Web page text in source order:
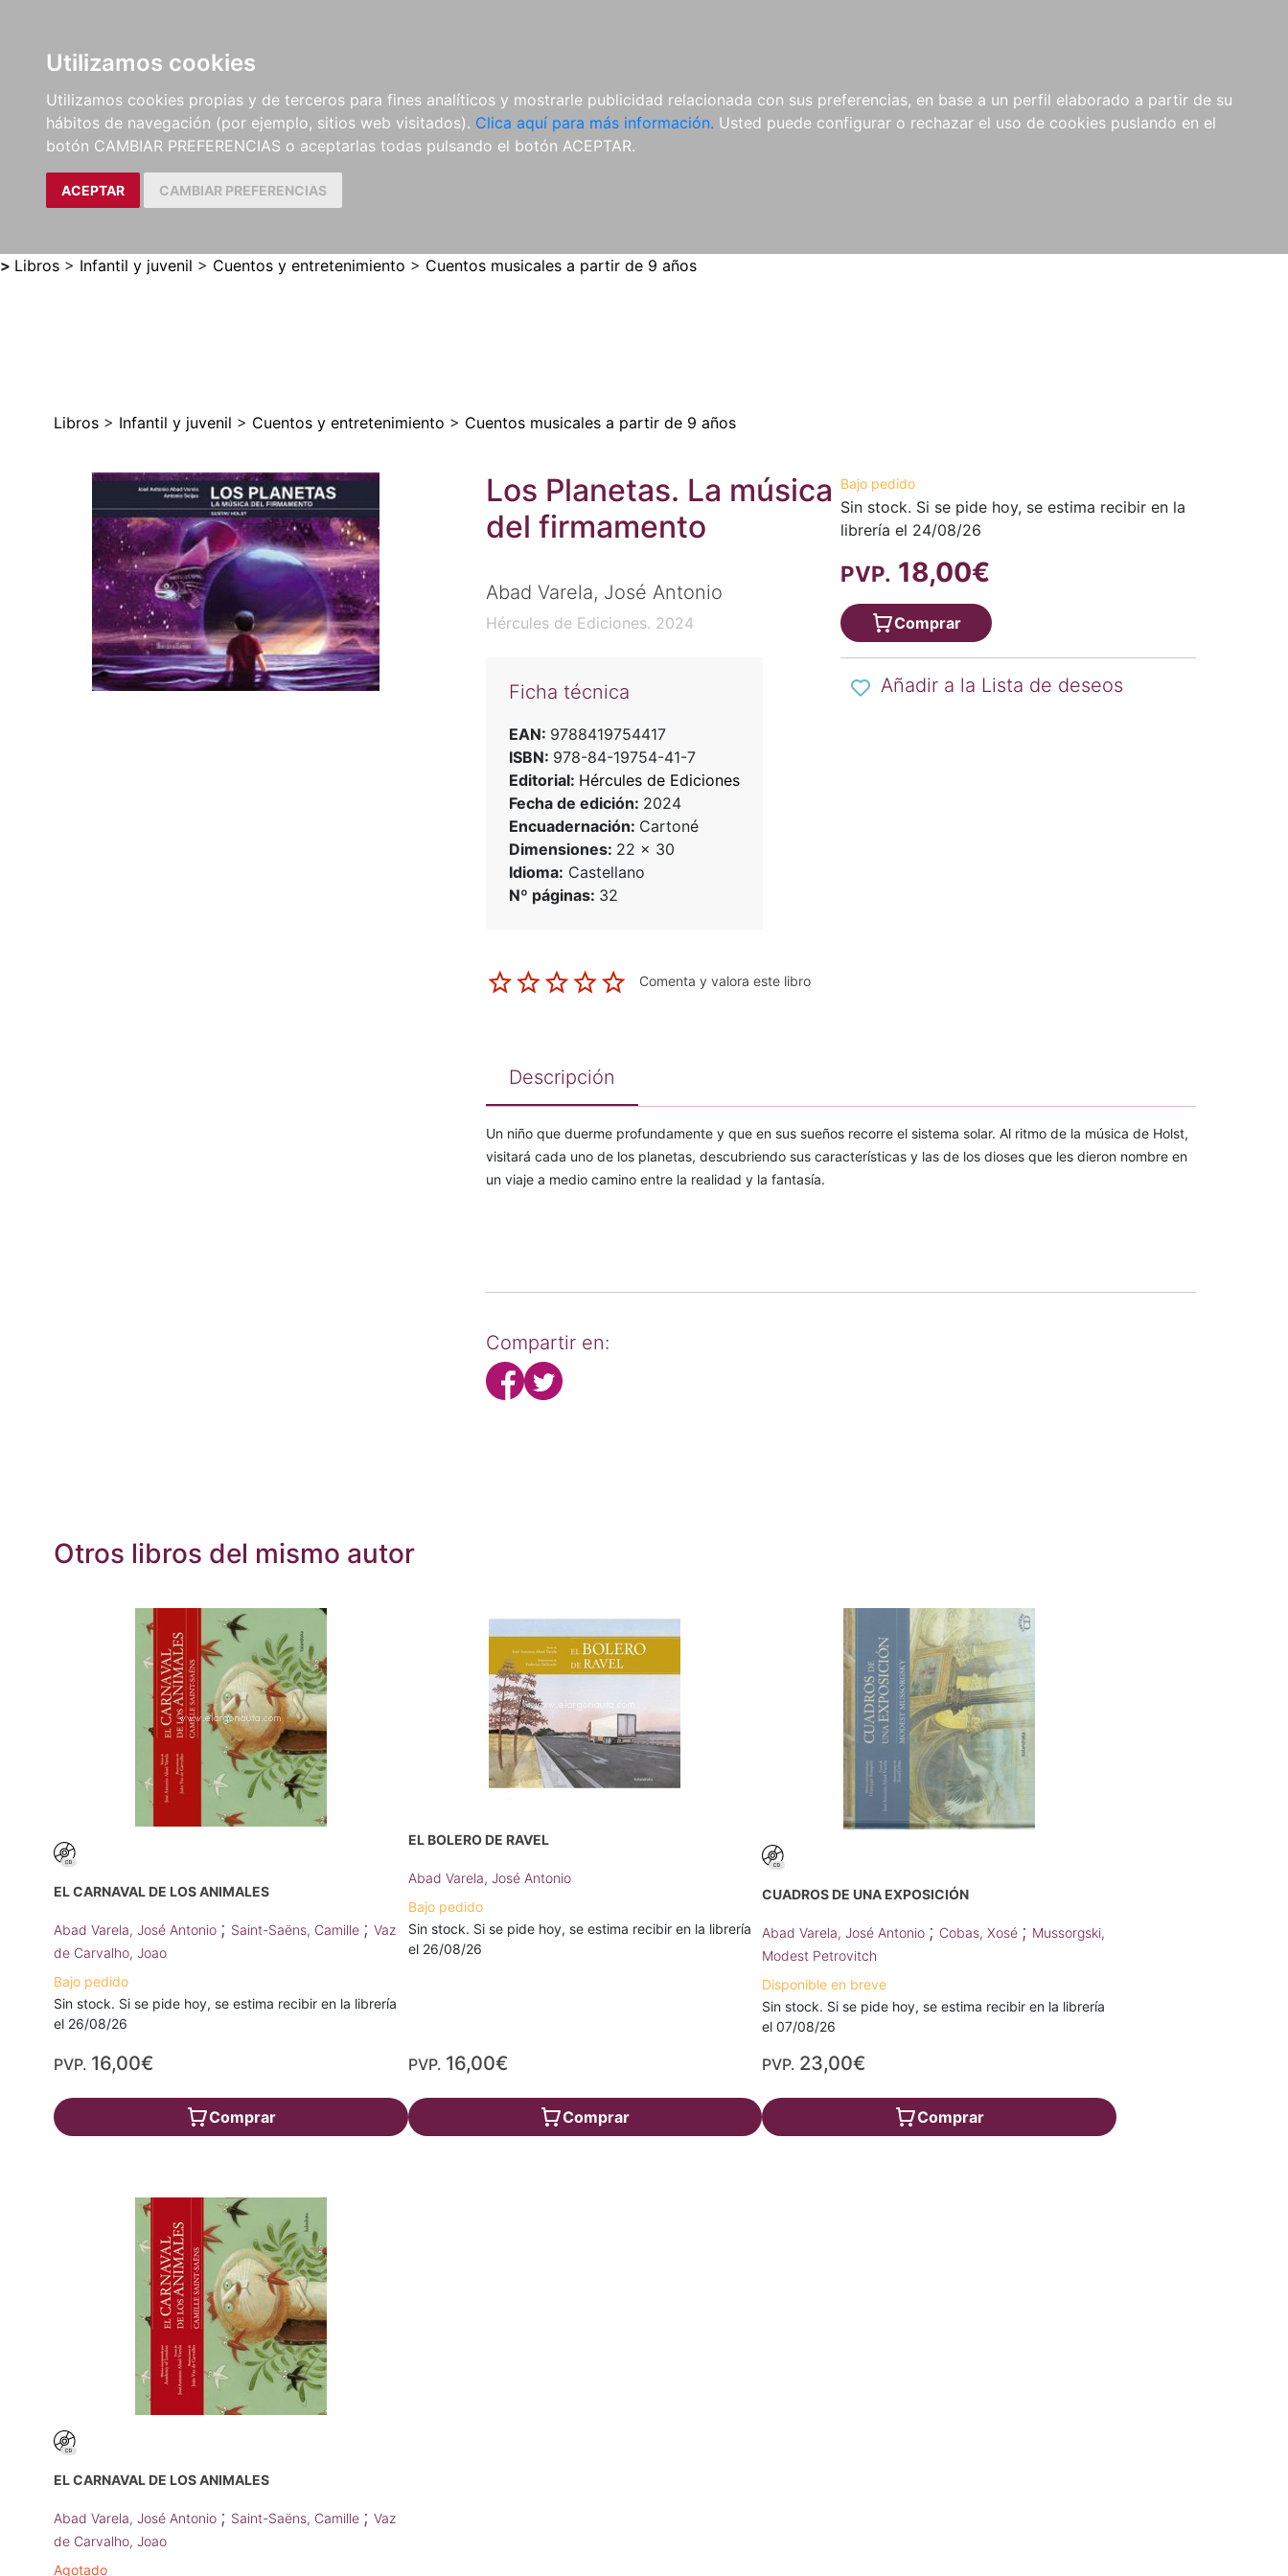
Utilizamos cookies
Utilizamos cookies propias y de terceros para fines analíticos y mostrarle publicidad relacionada con sus preferencias, en base a un perfil elaborado a partir de su
hábitos de navegación (por ejemplo, sitios web visitados). Clica aquí para más información. Usted puede configurar o rechazar el uso de cookies puslando en el
botón CAMBIAR PREFERENCIAS o aceptarlas todas pulsando el botón ACEPTAR.
ACEPTAR CAMBIAR PREFERENCIAS
LIBROS
MÉTODOS Y
EJERCICIOS
PARTITURAS Y EDICIONES
CRÍTICAS
REVISTAS
CDS Y
DVDS
MATERIAL
COMPLEMENTARIO
NOVEDADES NOTICIAS
COMPRAS
INSTITUCIONALES
> Libros > Infantil y juvenil > Cuentos y entretenimiento > Cuentos musicales a partir de 9 años
Libros > Infantil y juvenil > Cuentos y entretenimiento > Cuentos musicales a partir de 9 años
Los Planetas. La música
del firmamento
Abad Varela, José Antonio
Hércules de Ediciones. 2024
Ficha técnica
EAN: 9788419754417
ISBN: 978-84-19754-41-7
Editorial: Hércules de Ediciones
Fecha de edición: 2024
Encuadernación: Cartoné
Dimensiones: 22 x 30
Idioma: Castellano
Nº páginas: 32
Comenta y valora este libro
Bajo pedido
Sin stock. Si se pide hoy, se estima recibir en la
librería el 24/08/26
PVP. 18,00€
Comprar
Añadir a la Lista de deseos
Descripción
Un niño que duerme profundamente y que en sus sueños recorre el sistema solar. Al ritmo de la música de Holst,
visitará cada uno de los planetas, descubriendo sus características y las de los dioses que les dieron nombre en
un viaje a medio camino entre la realidad y la fantasía.
Compartir en:
Otros libros del mismo autor
EL CARNAVAL DE LOS ANIMALES
Abad Varela, José Antonio ; Saint-Saëns, Camille ; Vaz
de Carvalho, Joao
Bajo pedido
Sin stock. Si se pide hoy, se estima recibir en la librería
el 26/08/26
PVP. 16,00€
Comprar
EL BOLERO DE RAVEL
Abad Varela, José Antonio
Bajo pedido
Sin stock. Si se pide hoy, se estima recibir en la librería
el 26/08/26
PVP. 16,00€
Comprar
CUADROS DE UNA EXPOSICIÓN
Abad Varela, José Antonio ; Cobas, Xosé ; Mussorgski,
Modest Petrovitch
Disponible en breve
Sin stock. Si se pide hoy, se estima recibir en la librería
el 07/08/26
PVP. 23,00€
Comprar
EL CARNAVAL DE LOS ANIMALES
Abad Varela, José Antonio ; Saint-Saëns, Camille ; Vaz
de Carvalho, Joao
Agotado